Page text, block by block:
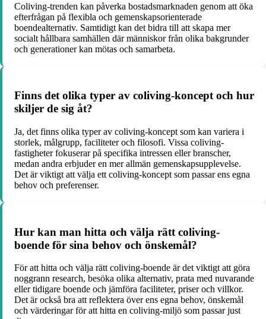
Coliving-trenden kan påverka bostadsmarknaden genom att öka
efterfrågan på flexibla och gemenskapsorienterade
boendealternativ. Samtidigt kan det bidra till att skapa mer
socialt hållbara samhällen där människor från olika bakgrunder
och generationer kan mötas och samarbeta.
Finns det olika typer av coliving-koncept och hur
skiljer de sig åt?
Ja, det finns olika typer av coliving-koncept som kan variera i
storlek, målgrupp, faciliteter och filosofi. Vissa coliving-
fastigheter fokuserar på specifika intressen eller branscher,
medan andra erbjuder en mer allmän gemenskapsupplevelse.
Det är viktigt att välja ett coliving-koncept som passar ens egna
behov och preferenser.
Hur kan man hitta och välja rätt coliving-
boende för sina behov och önskemål?
För att hitta och välja rätt coliving-boende är det viktigt att göra
noggrann research, besöka olika alternativ, prata med nuvarande
eller tidigare boende och jämföra faciliteter, priser och villkor.
Det är också bra att reflektera över ens egna behov, önskemål
och värderingar för att hitta en coliving-miljö som passar just